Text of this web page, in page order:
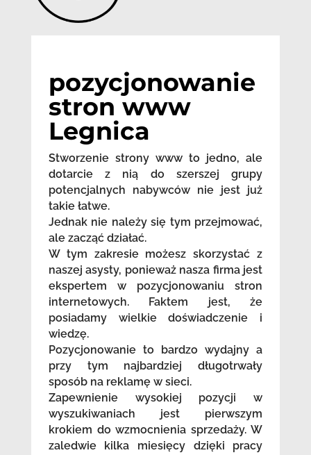
pozycjonowanie
stron www
Legnica
Stworzenie strony www to jedno, ale
dotarcie z nią do szerszej grupy
potencjalnych nabywców nie jest już
takie łatwe.
Jednak nie należy się tym przejmować,
ale zacząć działać.
W tym zakresie możesz skorzystać z
naszej asysty, ponieważ nasza firma jest
ekspertem w pozycjonowaniu stron
internetowych. Faktem jest, że
posiadamy wielkie doświadczenie i
wiedzę.
Pozycjonowanie to bardzo wydajny a
przy tym najbardziej długotrwały
sposób na reklamę w sieci.
Zapewnienie wysokiej pozycji w
wyszukiwaniach jest pierwszym
krokiem do wzmocnienia sprzedaży. W
zaledwie kilka miesięcy dzięki pracy